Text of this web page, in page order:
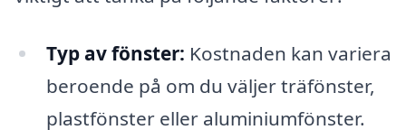
Typ av fönster: Kostnaden kan variera
beroende på om du väljer träfönster,
plastfönster eller aluminiumfönster.